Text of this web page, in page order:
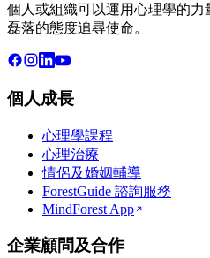
個人或組織可以運用心理學的
磊落的態度追尋使命。
個人成長
心理學課程
心理治療
情侶及婚姻輔導
ForestGuide 諮詢服務
MindForest App
企業顧問及合作